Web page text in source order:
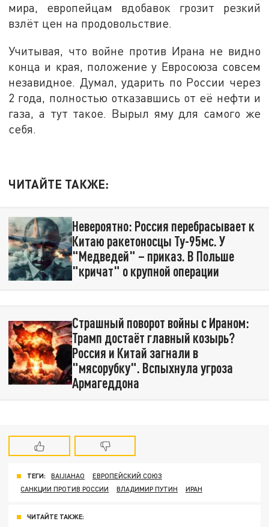
мира, европейцам вдобавок грозит резкий
взлёт цен на продовольствие.
Учитывая, что войне против Ирана не видно
конца и края, положение у Евросоюза совсем
незавидное. Думал, ударить по России через
2 года, полностью отказавшись от её нефти и
газа, а тут такое. Вырыл яму для самого же
себя.
ЧИТАЙТЕ ТАКЖЕ:
Невероятно: Россия перебрасывает к
Китаю ракетоносцы Ту-95мс. У
"Медведей" – приказ. В Польше
"кричат" о крупной операции
Страшный поворот войны с Ираном:
Трамп достаёт главный козырь?
Россия и Китай загнали в
"мясорубку". Вспыхнула угроза
Армагеддона
ТЕГИ: BAIJIAHAO
ЕВРОПЕЙСКИЙ СОЮЗ
САНКЦИИ ПРОТИВ РОССИИ
ВЛАДИМИР ПУТИН ИРАН
ЧИТАЙТЕ ТАКЖЕ: